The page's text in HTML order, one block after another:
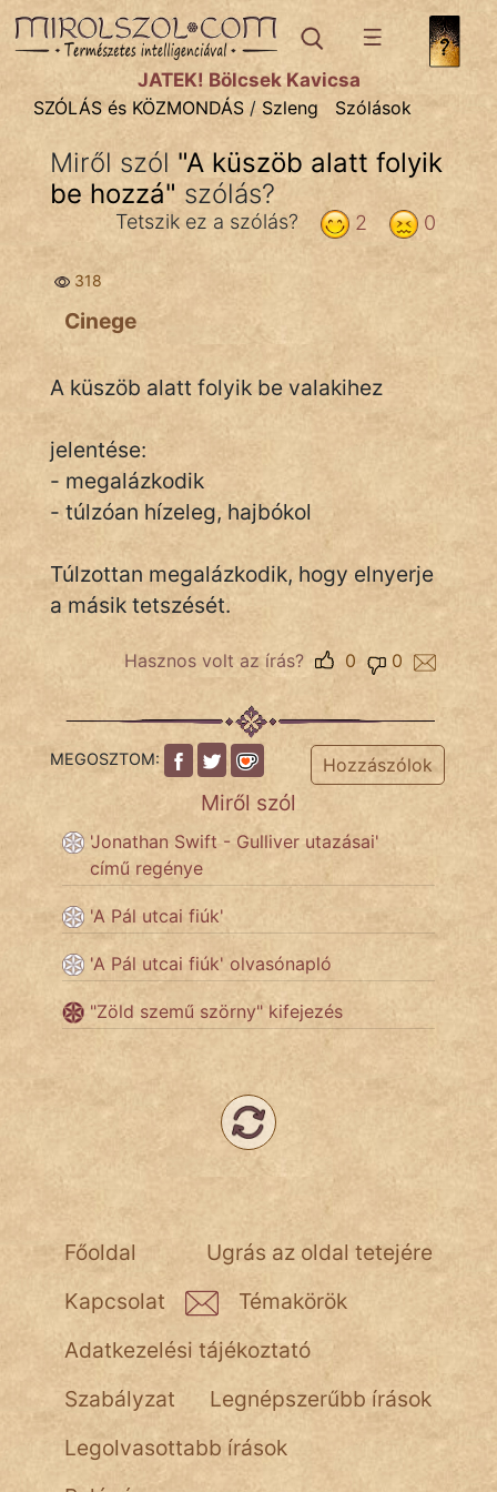
SZÓLÁS ÉS KÖZMONDÁStémák:
Bibliai
Közmondások
Szállóigék
Szóláscsoportok
Szólások
Tréfás
IRODALOM
PSZICHO
FILM
ÉLETMÓD
MAGYARSÁG
És
TÖRTÉNELEM
Jób Gedeon
Láron Ádám
mikkamakka
vörös ördög
nagyöreg
JÁTÉK! Bölcsek Kavicsa
SZÓLÁS és KÖZMONDÁS / Szleng Szólások
Miről szól "A küszöb alatt folyik
be hozzá" szólás?
0
2
Tetszik ez a szólás?
318
Cinege
A küszöb alatt folyik be valakihez
jelentése:
- megalázkodik
- túlzóan hízeleg, hajbókol
Túlzottan megalázkodik, hogy elnyerje
a másik tetszését.
Hasznos volt az írás? 0
0
MEGOSZTOM: Hozzászólok
Miről szól
'Jonathan Swift - Gulliver utazásai'
című regénye
'A Pál utcai fiúk'
'A Pál utcai fiúk' olvasónapló
"Zöld szemű szörny" kifejezés
Ugrás az oldal tetejére
Főoldal
Kapcsolat
Témakörök
Adatkezelési tájékoztató
Szabályzat
Legnépszerűbb írások
Legolvasottabb írások